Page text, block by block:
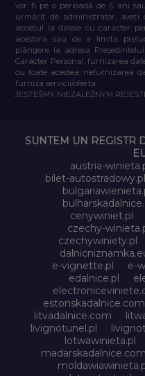
vor fi pe o perioadă de 5 ani
urmărit de administrator, aveți
accesul la datele cu caracter
acestora sau de a limita
plângere la adresa
Caracter Personal, furnizarea
cu toate acestea, nefurnizarea
furniza servicii/oferta.
JESTEŚMY NIEZALEŻNYM
SUNTEM UN REGISTR
austria-
bilet-autostradowy.pl
cenywiniet.pl
czechy-
czechywiniety.pl
e-vignette.pl
e-
edalnice.pl
estonskadalnice.com
litvadalnice.com
livignotunel.pl
lotwawinieta.pl
madarskadalnice.com